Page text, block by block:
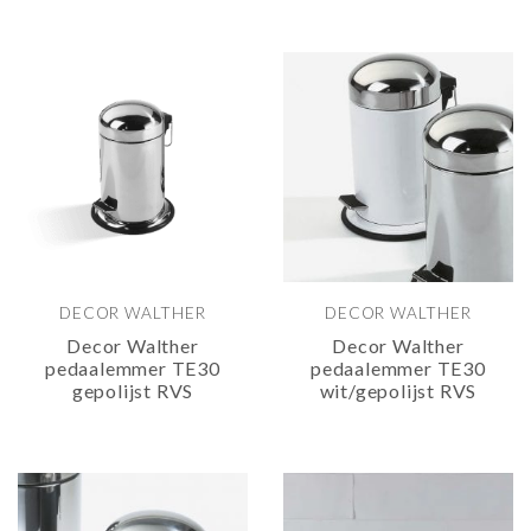
DECOR WALTHER
Decor Walther
pedaalemmer TE30
gepolijst RVS
DECOR WALTHER
Decor Walther
pedaalemmer TE30
wit/gepolijst RVS